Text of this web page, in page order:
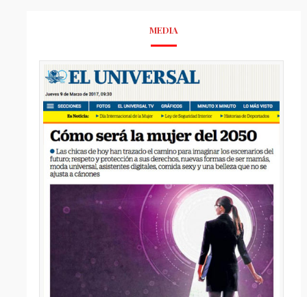
MEDIA